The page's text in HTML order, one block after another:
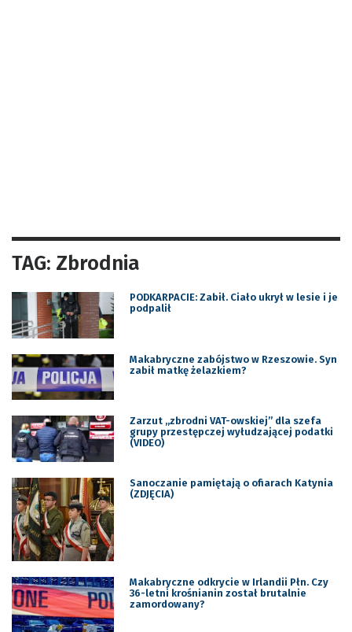
TAG: Zbrodnia
PODKARPACIE: Zabił. Ciało ukrył w lesie i je
podpalił
Makabryczne zabójstwo w Rzeszowie. Syn
zabił matkę żelazkiem?
Zarzut „zbrodni VAT-owskiej” dla szefa
grupy przestępczej wyłudzającej podatki
(VIDEO)
Sanoczanie pamiętają o ofiarach Katynia
(ZDJĘCIA)
Makabryczne odkrycie w Irlandii Płn. Czy
36-letni krośnianin został brutalnie
zamordowany?